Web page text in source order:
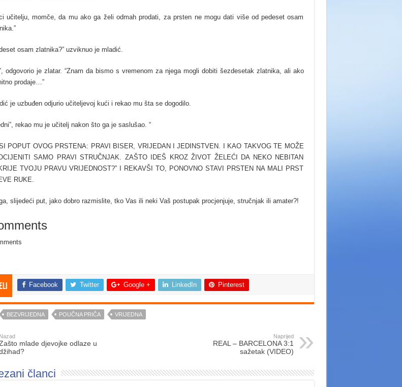
učitelju, momče, da mu ako ga želi odmah prodati, za prsten ne mogu dati više od pedeset osam
osam zlatnika?” uzviknuo je mladić.
odgovorio je zlatar. “Znam da bismo s vremenom za njega mogli dobiti šezdesetak zlatnika, ali ako
prodaje…”
je uzbuđen odjurio učiteljevoj kući i rekao mu šta se dogodilo.
rekao mu je učitelj nakon što ga je saslušao. “
POPUT OVOG PRSTENA: PRAVI BISER, VRIJEDAN I JEDINSTVEN. I KAO TAKVOG TE MOŽE
SAMO PRAVI STRUČNJAK. ZAŠTO IDEŠ KROZ ŽIVOT ŽELEĆI DA NEKO NEBITAN
TVOJU PRAVU VRIJEDNOST?” I REKAVŠI TO, PONOVNO STAVI PRSTEN NA MALI PRST
RUKE.
slijedeći put, jako dobro razmislite, tko Vas ili neki Vaš postupak procjenjuje, stručnjak ili amater?!
Facebook Twitter Google + LinkedIn Pinterest
BEZVRIJEDNA POUČNA PRIČA VRIJEDNA
Nazad
mlade djevojke odlaze u
Naprijed
REAL – BARCELONA 3:1
sažetak (VIDEO)
članci